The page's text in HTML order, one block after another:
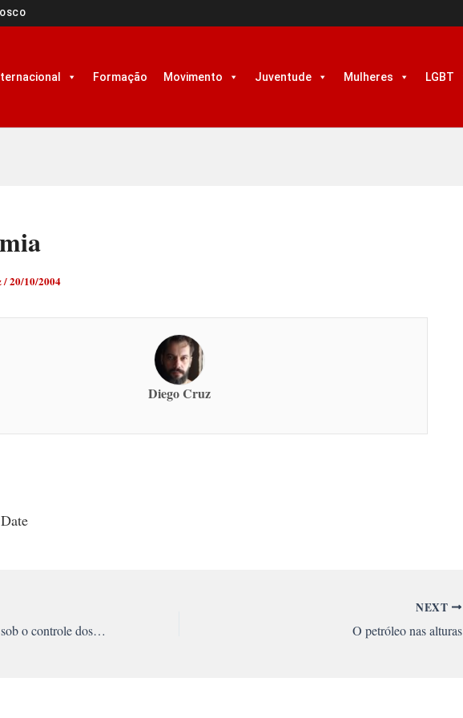
Formação Movimento Juventude Mulheres LGBT
/20/10/2004
Diego Cruz
Estatização da Vasp sob o controle dos trabalhadores
NEXT
O petróleo nas alturas